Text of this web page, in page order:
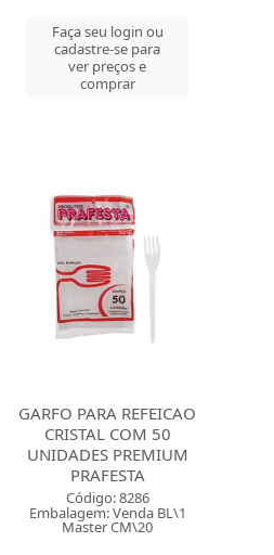
Faça seu login ou
cadastre-se para
ver preços e
comprar
GARFO PARA REFEICAO
CRISTAL COM 50
UNIDADES PREMIUM
PRAFESTA
Código: 8286
Embalagem: Venda BL\1
Master CM\20